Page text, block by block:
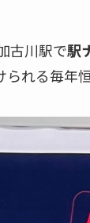
古川駅で駅
れる毎年